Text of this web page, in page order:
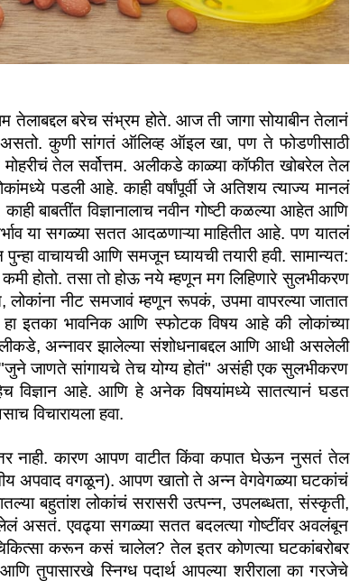
तेलाबद्दल बरेच संभ्रम होते. आज ती जागा सोयाबीन तेलानं
असतो. कुणी सांगतं ऑलिव्ह ऑइल खा, पण ते फोडणीसाठी
तेल सर्वोत्तम. अलीकडे काळ्या कॉफीत खोबरेल तेल
पडली आहे. काही वर्षांपूर्वी जे अतिशय त्याज्य मानलं
बाबतींत विज्ञानालाच नवीन गोष्टी कळल्या आहेत आणि
या सगळ्या सतत आदळणाऱ्या माहितीत आहे. पण यातलं
वाचायची आणि समजून घ्यायची तयारी हवी. सामान्यत:
होतो. तसा तो होऊ नये म्हणून मग लिहिणारे सुलभीकरण
नीट समजावं म्हणून रूपकं, उपमा वापरल्या जातात
हा इतका भावनिक आणि स्फोटक विषय आहे की लोकांच्या
अन्नावर झालेल्या संशोधनाबद्दल आणि आधी असलेली
जाणते सांगायचे तेच योग्य होतं" असंही एक सुलभीकरण
विज्ञान आहे. आणि हे अनेक विषयांमध्ये सातत्यानं घडत
विचारायला हवा.
नाही. कारण आपण वाटीत किंवा कपात घेऊन नुसतं तेल
अपवाद वगळून). आपण खातो ते अन्न वेगवेगळ्या घटकांचं
बहुतांश लोकांचं सरासरी उत्पन्न, उपलब्धता, संस्कृती,
असतं. एवढ्या सगळ्या सतत बदलत्या गोष्टींवर अवलंबून
चिकित्सा करून कसं चालेल? तेल इतर कोणत्या घटकांबरोबर
तुपासारखे स्निग्ध पदार्थ आपल्या शरीराला का गरजेचे